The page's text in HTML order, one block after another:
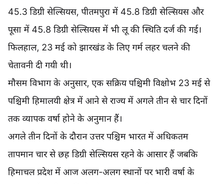
45.3 डिग्री सेल्सियस, पीतमपुरा में 45.8 डिग्री सेल्सियस और
पूसा में 45.8 डिग्री सेल्सियस में भी लू की स्थिति दर्ज की गई।
फिलहाल, 23 मई को झारखंड के लिए गर्म लहर चलने की
चेतावनी दी गयी थी।
मौसम विभाग के अनुसार, एक सक्रिय पश्चिमी विक्षोभ 23 मई से
पश्चिमी हिमालयी क्षेत्र में आने से राज्य में अगले तीन से चार दिनों
तक व्यापक वर्षा होने के अनुमान हैं।
अगले तीन दिनों के दौरान उत्तर पश्चिम भारत में अधिकतम
तापमान चार से छह डिग्री सेल्सियस रहने के आसार हैं जबकि
हिमाचल प्रदेश में आज अलग-अलग स्थानों पर भारी वर्षा के